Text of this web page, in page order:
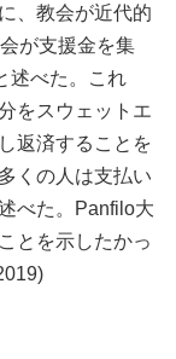
、教会が近代的
が支援金を集
述べた。これ
をスウェットエ
返済することを
くの人は支払い
べた。Panfilo大
とを示したかっ